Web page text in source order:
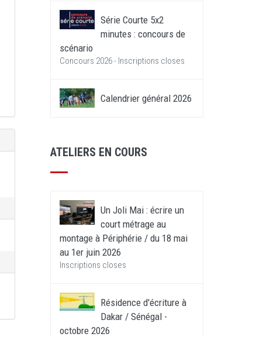
Série Courte 5x2
minutes : concours de
scénario
Concours 2026 - Inscriptions closes
Calendrier général 2026
ATELIERS EN COURS
Un Joli Mai : écrire un
court métrage au
montage à Périphérie / du 18 mai
au 1er juin 2026
Inscriptions closes
Résidence d'écriture à
Dakar / Sénégal -
octobre 2026